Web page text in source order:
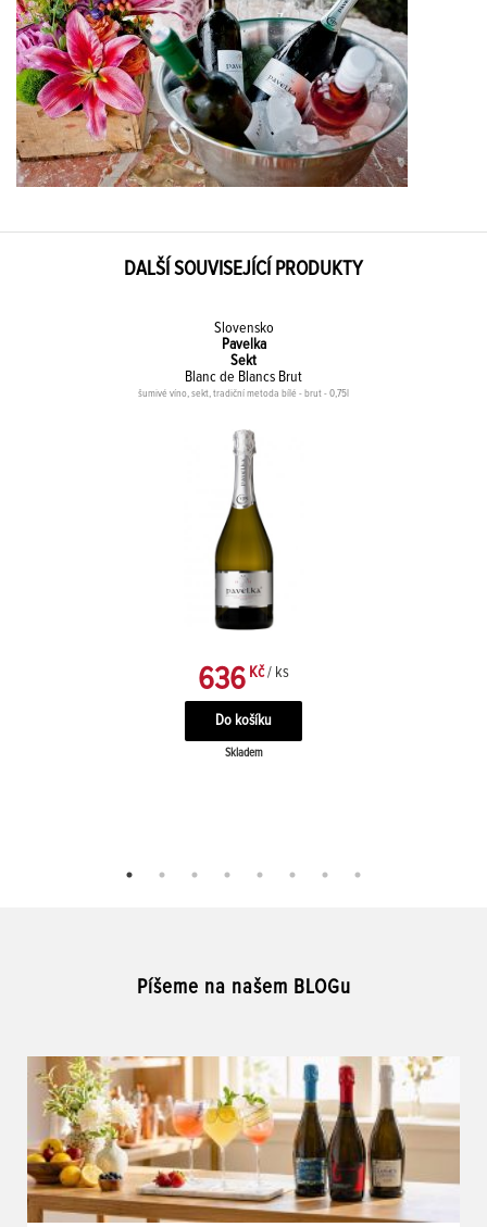
DALŠÍ SOUVISEJÍCÍ PRODUKTY
Slovensko
Pavelka
Sekt
Blanc de Blancs Brut
šumivé víno, sekt, tradiční metoda bílé - brut - 0,75l
636 Kč / ks
Skladem
Píšeme na našem BLOGu